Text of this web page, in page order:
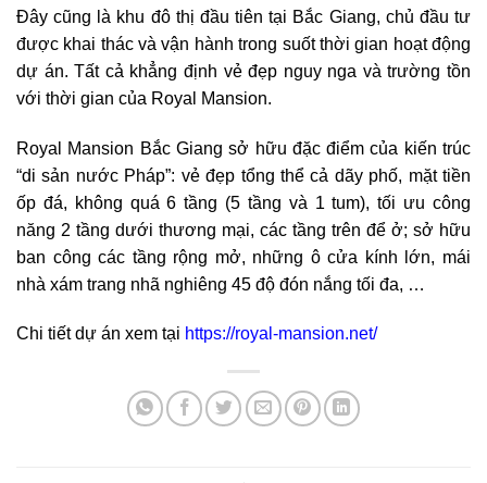
Đây cũng là khu đô thị đầu tiên tại Bắc Giang, chủ đầu tư
được khai thác và vận hành trong suốt thời gian hoạt động
dự án. Tất cả khẳng định vẻ đẹp nguy nga và trường tồn
với thời gian của Royal Mansion.
Royal Mansion Bắc Giang sở hữu đặc điểm của kiến trúc
“di sản nước Pháp”: vẻ đẹp tổng thể cả dãy phố, mặt tiền
ốp đá, không quá 6 tầng (5 tầng và 1 tum), tối ưu công
năng 2 tầng dưới thương mại, các tầng trên để ở; sở hữu
ban công các tầng rộng mở, những ô cửa kính lớn, mái
nhà xám trang nhã nghiêng 45 độ đón nắng tối đa, …
Chi tiết dự án xem tại https://royal-mansion.net/